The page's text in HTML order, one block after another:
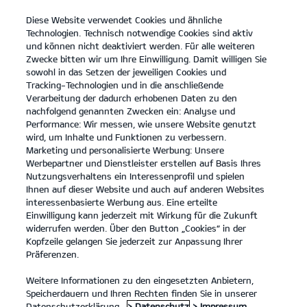
open
menu
KONTAKT
Diese Website verwendet Cookies und ähnliche
Technologien. Technisch notwendige Cookies sind aktiv
und können nicht deaktiviert werden. Für alle weiteren
Zwecke bitten wir um Ihre Einwilligung. Damit willigen Sie
sowohl in das Setzen der jeweiligen Cookies und
Tracking-Technologien und in die anschließende
Verarbeitung der dadurch erhobenen Daten zu den
nachfolgend genannten Zwecken ein: Analyse und
Performance: Wir messen, wie unsere Website genutzt
wird, um Inhalte und Funktionen zu verbessern.
Marketing und personalisierte Werbung: Unsere
Werbepartner und Dienstleister erstellen auf Basis Ihres
Nutzungsverhaltens ein Interessenprofil und spielen
Ihnen auf dieser Website und auch auf anderen Websites
interessenbasierte Werbung aus. Eine erteilte
Einwilligung kann jederzeit mit Wirkung für die Zukunft
widerrufen werden. Über den Button „Cookies“ in der
Kopfzeile gelangen Sie jederzeit zur Anpassung Ihrer
Präferenzen.
Weitere Informationen zu den eingesetzten Anbietern,
Speicherdauern und Ihren Rechten finden Sie in unserer